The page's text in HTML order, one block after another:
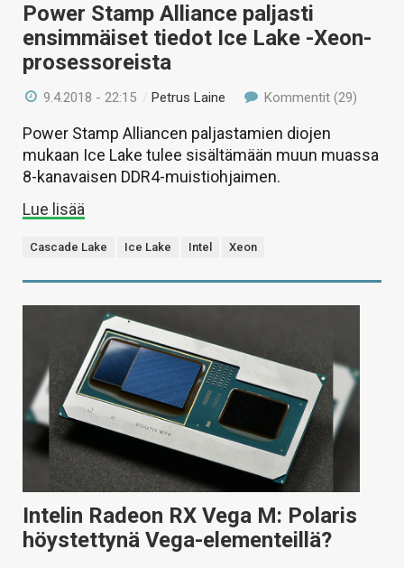
Power Stamp Alliance paljasti
ensimmäiset tiedot Ice Lake -Xeon-
prosessoreista
9.4.2018 - 22:15 /Petrus Laine Kommentit (29)
Power Stamp Alliancen paljastamien diojen
mukaan Ice Lake tulee sisältämään muun muassa
8-kanavaisen DDR4-muistiohjaimen.
Lue lisää
Cascade Lake Ice Lake Intel Xeon
Intelin Radeon RX Vega M: Polaris
höystettynä Vega-elementeillä?